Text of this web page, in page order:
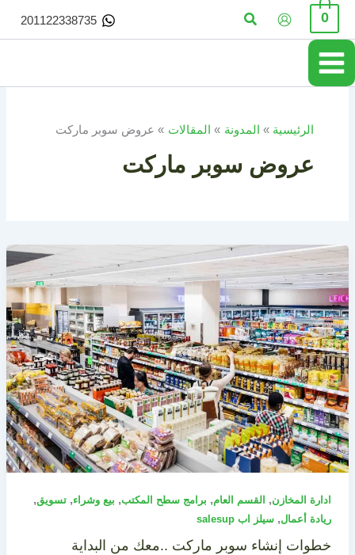
تخطي
المحتوى
0 البحث 201122338735
الرئيسية المدونة المقالات عروض سوبر ماركت
عروض سوبر ماركت
ادارة المخازن, القسم العام, برامج سطح المكتب, بيع وشراء, تسويق,
ريادة أعمال, سيلز اب salesup
خطوات إنشاء سوبر ماركت ..معك من البداية